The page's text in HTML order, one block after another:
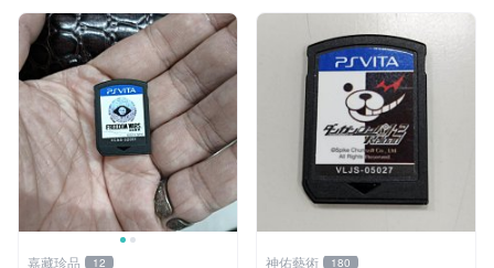
嘉藏珍品 12 神佑藝術 180